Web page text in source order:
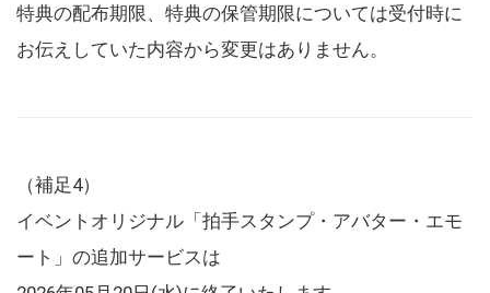
特典の配布期限、特典の保管期限については受付時に
お伝えしていた内容から変更はありません。
（補足4）
イベントオリジナル「拍手スタンプ・アバター・エモ
ート」の追加サービスは